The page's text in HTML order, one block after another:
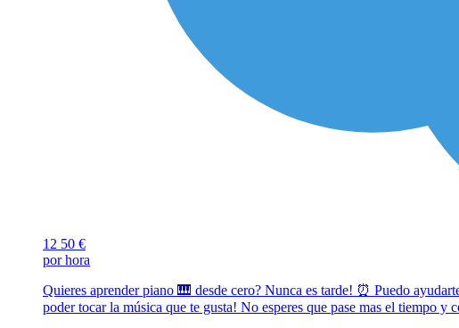
12 50 €
por hora
Quieres aprender piano 🎹 desde cero? Nunca es tarde! ⏰️ Puedo
poder tocar la música que te gusta! No esperes que pase mas el tiempo y